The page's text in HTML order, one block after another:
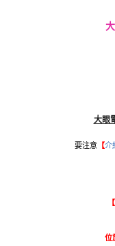
大眼
要注意【介
【
位